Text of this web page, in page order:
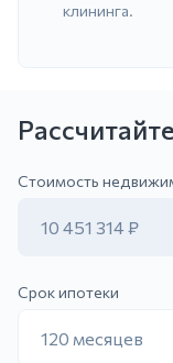
клининга.
Стоимость
10 451 314 ₽
Срок ипотеки
120 месяцев